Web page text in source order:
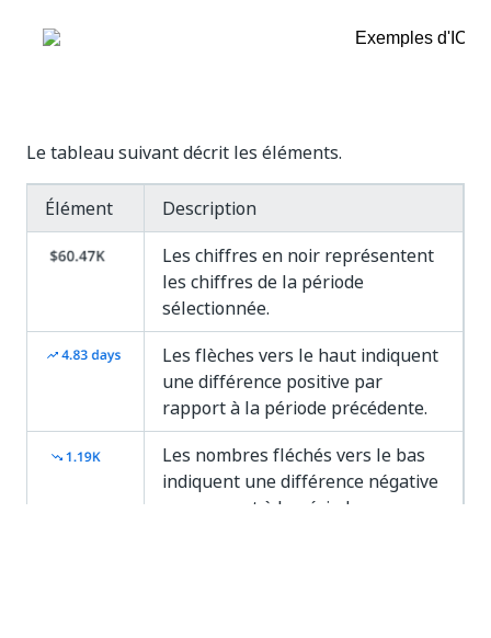
Le tableau suivant décrit les éléments.
Élément
Description
Les chiffres en noir représentent
les chiffres de la période
sélectionnée.
Les flèches vers le haut indiquent
une différence positive par
rapport à la période précédente.
Les nombres fléchés vers le bas
indiquent une différence négative
par rapport à la période